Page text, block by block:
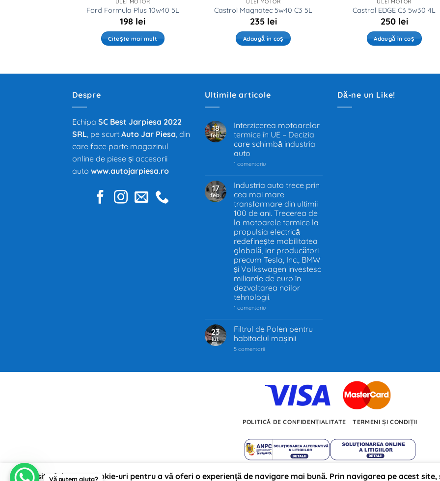
Ford Formula Plus 10w40 5L
198 lei
Citește mai mult
Castrol Magnatec 5w40 C3 5L
235 lei
Adaugă în coș
Castrol EDGE C3 5w30 4L
250 lei
Adaugă în coș
Despre
Echipa SC Best Jarpiesa 2022
SRL , pe scurt Auto Jar Piesa , din
care face parte magazinul
online de piese și accesorii
auto www.autojarpiesa.ro
Ultimile articole
18
feb.
Interzicerea motoarelor
termice în UE – Decizia
care schimbă industria
auto
1 comentariula
termice
în
UE
–
Decizia
care
schimbă
industria
auto
17
feb.
Industria auto trece prin
cea mai mare
transformare din ultimii
100 de ani. Trecerea de
la motoarele termice la
propulsia electrică
redefinește mobilitatea
globală, iar producători
precum Tesla, Inc., BMW
și Volkswagen investesc
miliarde de euro în
dezvoltarea noilor
tehnologii.
1 comentariula
trece
prin
cea
ultimii
de
ani.
Trecerea
termice
electrică
redefinește
mobilitatea
globală,
producători
precum
23
iul.
Filtrul de Polen pentru
habitaclul mașinii
5 comentariila
pentru
mașinii
Dă-ne un Like!
POLITICĂ DE CONFIDENȚIALITATE TERMENI ȘI CONDIȚII
Autojarpiesa.ro propulsat pe anul 2026 ©
Vă putem ajuta?
Acest site folosește cookie-uri pentru a vă oferi o experiență de navigare mai bună. Prin navigarea pe acest site,